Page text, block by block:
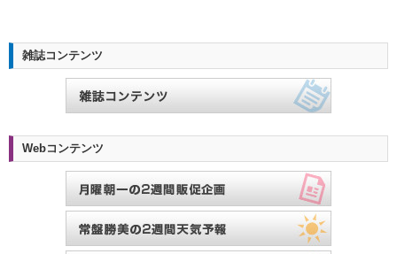
雑誌コンテンツ
Webコンテンツ